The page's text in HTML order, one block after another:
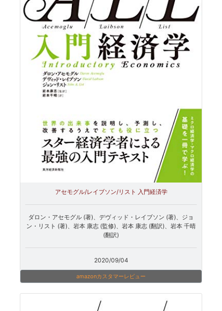
アセモグル/レイブソン/リスト 入門経済学
ダロン・アセモグル (著)、デヴィッド・レイブソン (著)、ジョ
ン・リスト (著)、岩本 康志 (監修)、岩本 康志 (翻訳)、岩本 千晴
(翻訳)
2020/09/04
amazonカスタマーレビュー